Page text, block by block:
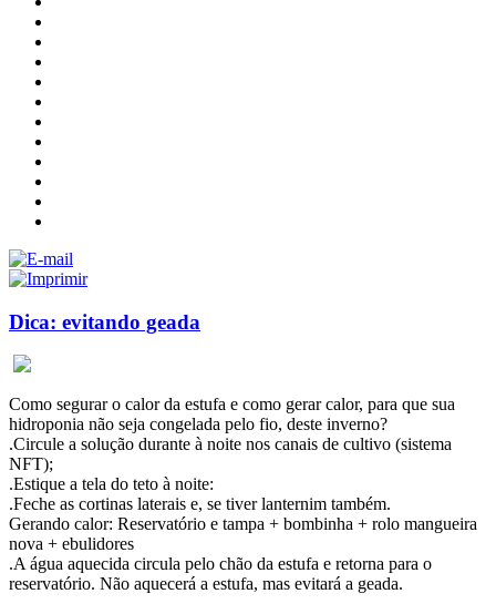
Dica: evitando geada
Como segurar o calor da estufa e como gerar calor, para que sua
hidroponia não seja congelada pelo fio, deste inverno?
.Circule a solução durante à noite nos canais de cultivo (sistema
NFT);
.Estique a tela do teto à noite:
.Feche as cortinas laterais e, se tiver lanternim também.
Gerando calor: Reservatório e tampa + bombinha + rolo mangueira
nova + ebulidores
.A água aquecida circula pelo chão da estufa e retorna para o
reservatório. Não aquecerá a estufa, mas evitará a geada.